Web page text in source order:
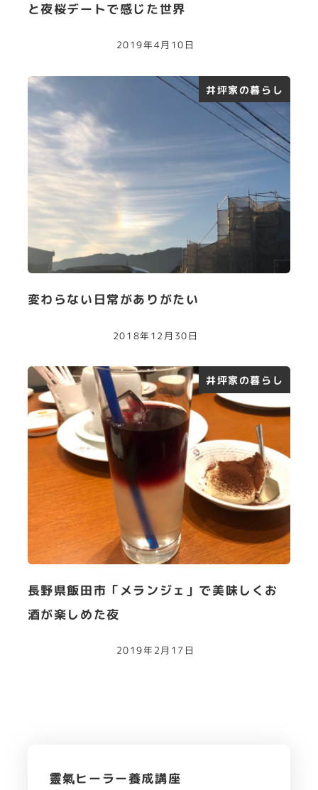
と夜桜デートで感じた世界
2019年4月10日
井坪家の暮らし
変わらない日常がありがたい
2018年12月30日
井坪家の暮らし
長野県飯田市「メランジェ」で美味しくお
酒が楽しめた夜
2019年2月17日
靈氣ヒーラー養成講座